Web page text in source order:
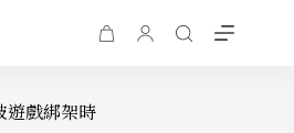
遊戲綁架時